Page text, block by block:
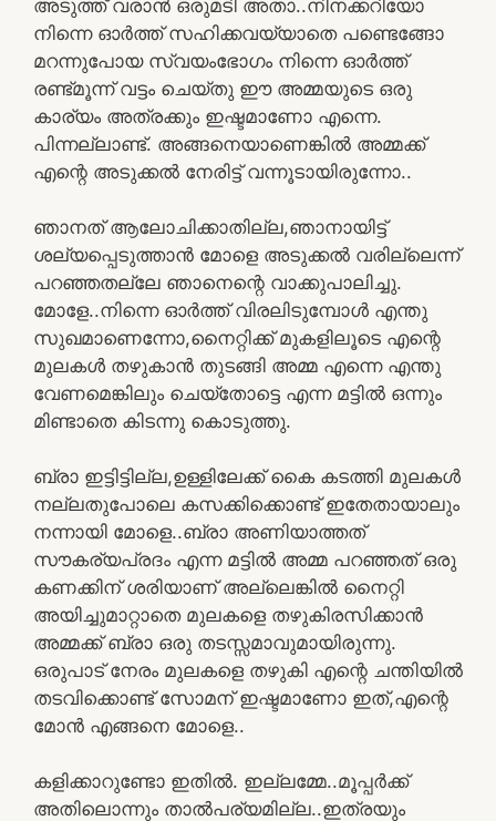
അടുത്ത് വരാൻ ഒരുമടി അതാ..നിനക്കറിയോ
നിന്നെ ഓർത്ത് സഹിക്കവയ്യാതെ പണ്ടെങ്ങോ
മറന്നുപോയ സ്വയംഭോഗം നിന്നെ ഓർത്ത്
രണ്ട്മൂന്ന് വട്ടം ചെയ്തു ഈ അമ്മയുടെ ഒരു
കാര്യം അത്രക്കും ഇഷ്ടമാണോ എന്നെ.
പിന്നല്ലാണ്ട്. അങ്ങനെയാണെങ്കിൽ അമ്മക്ക്
എന്റെ അടുക്കൽ നേരിട്ട് വന്നൂടായിരുന്നോ..
ഞാനത് ആലോചിക്കാതില്ല,ഞാനായിട്ട്
ശല്യപ്പെടുത്താൻ മോളെ അടുക്കൽ വരില്ലെന്ന്
പറഞ്ഞതല്ലേ ഞാനെന്റെ വാക്കുപാലിച്ചു.
മോളേ..നിന്നെ ഓർത്ത് വിരലിടുമ്പോൾ എന്തു
സുഖമാണെന്നോ,നൈറ്റിക്ക് മുകളിലൂടെ എന്റെ
മുലകൾ തഴുകാൻ തുടങ്ങി അമ്മ എന്നെ എന്തു
വേണമെങ്കിലും ചെയ്തോട്ടെ എന്ന മട്ടിൽ ഒന്നും
മിണ്ടാതെ കിടന്നു കൊടുത്തു.
ബ്രാ ഇട്ടിട്ടില്ല,ഉള്ളിലേക്ക് കൈ കടത്തി മുലകൾ
നല്ലതുപോലെ കസക്കിക്കൊണ്ട് ഇതേതായാലും
നന്നായി മോളെ..ബ്രാ അണിയാത്തത്
സൗകര്യപ്രദം എന്ന മട്ടിൽ അമ്മ പറഞ്ഞത് ഒരു
കണക്കിന് ശരിയാണ് അല്ലെങ്കിൽ നൈറ്റി
അയിച്ചുമാറ്റാതെ മുലകളെ തഴുകിരസിക്കാൻ
അമ്മക്ക് ബ്രാ ഒരു തടസ്സമാവുമായിരുന്നു.
ഒരുപാട് നേരം മുലകളെ തഴുകി എന്റെ ചന്തിയിൽ
തടവിക്കൊണ്ട് സോമന് ഇഷ്ടമാണോ ഇത്,എന്റെ
മോൻ എങ്ങനെ മോളെ..
കളിക്കാറുണ്ടോ ഇതിൽ. ഇല്ലമ്മേ..മൂപ്പർക്ക്
അതിലൊന്നും താൽപര്യമില്ല..ഇത്രയും